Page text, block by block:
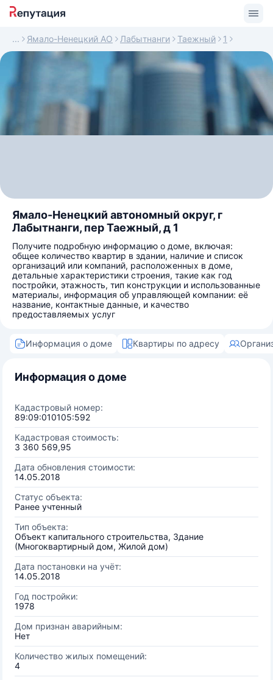
Ямало-Ненецкий АО Лабытнанги Таежный 1
Ямало-Ненецкий автономный округ, г
Лабытнанги, пер Таежный, д 1
Получите подробную информацию о доме, включая:
общее количество квартир в здании, наличие и список
организаций или компаний, расположенных в доме,
детальные характеристики строения, такие как год
постройки, этажность, тип конструкции и использованные
материалы, информация об управляющей компании: её
название, контактные данные, и качество
предоставляемых услуг
Информация о доме Квартиры по адресу
Информация о доме
Кадастровый номер:
89:09:010105:592
Кадастровая стоимость:
3 360 569,95
Дата обновления стоимости:
14.05.2018
Статус объекта:
Ранее учтенный
Тип объекта:
Объект капитального строительства, Здание
(Многоквартирный дом, Жилой дом)
Дата постановки на учёт:
14.05.2018
Год постройки:
1978
Дом признан аварийным:
Нет
Количество жилых помещений:
4